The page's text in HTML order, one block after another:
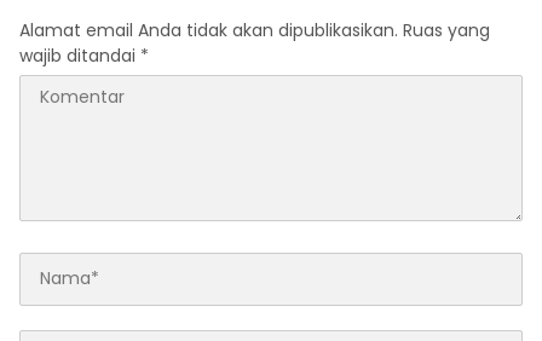
Alamat email Anda tidak akan dipublikasikan. Ruas yang
wajib ditandai *